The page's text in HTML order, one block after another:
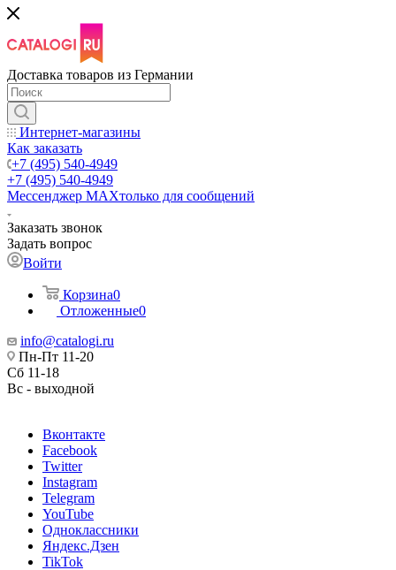
Доставка товаров из Германии
Интернет-магазины
Как заказать
+7 (495) 540-4949
+7 (495) 540-4949
Мессенджер МАХтолько для сообщений
Заказать звонок
Задать вопрос
Войти
Корзина0
Отложенные0
info@catalogi.ru
Пн-Пт 11-20
Сб 11-18
Вс - выходной
Вконтакте
Facebook
Twitter
Instagram
Telegram
YouTube
Одноклассники
Яндекс.Дзен
TikTok